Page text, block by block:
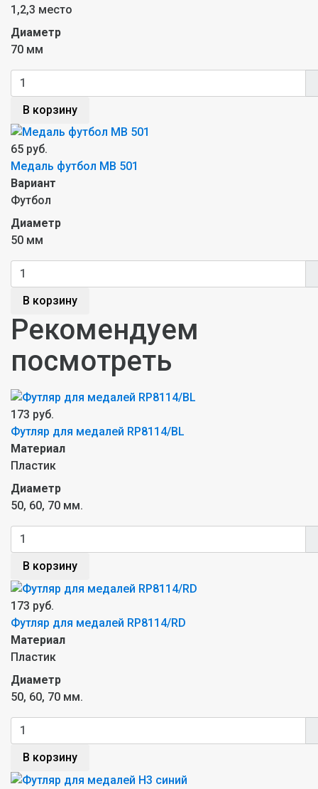
1,2,3 место
Диаметр
70 мм
В корзину
65 руб.
Медаль футбол MB 501
Вариант
Футбол
Диаметр
50 мм
В корзину
Рекомендуем
посмотреть
173 руб.
Футляр для медалей RP8114/BL
Материал
Пластик
Диаметр
50, 60, 70 мм.
В корзину
173 руб.
Футляр для медалей RP8114/RD
Материал
Пластик
Диаметр
50, 60, 70 мм.
В корзину